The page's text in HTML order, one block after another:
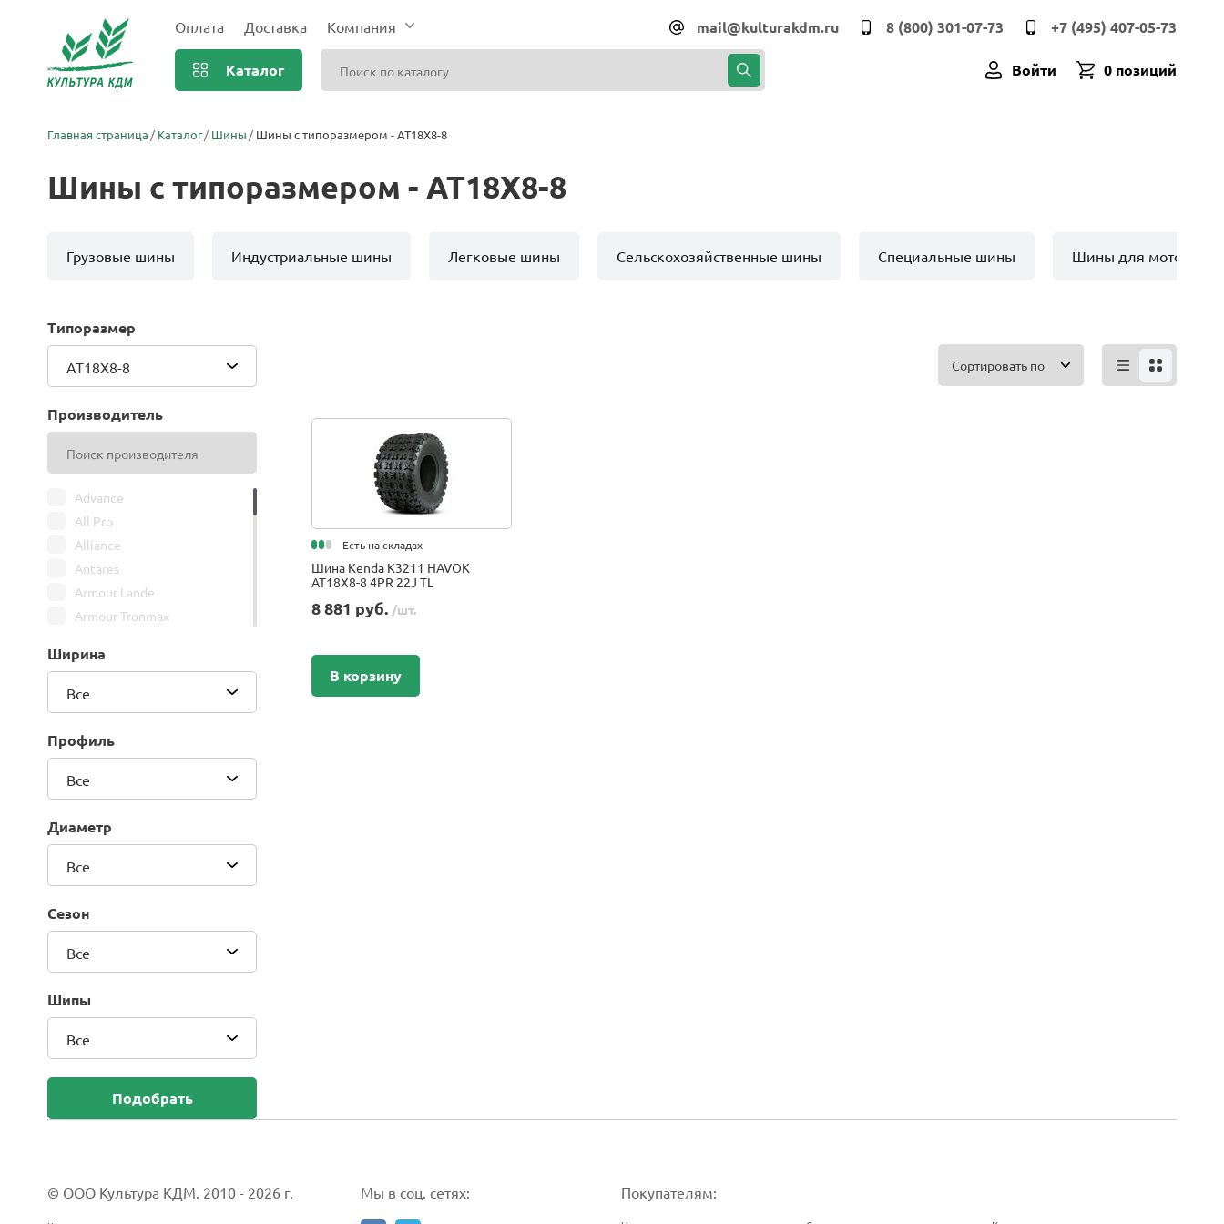
Оплата Доставка Компания +7 (495) 407-05-73
8 (800) 301-07-73
mail@kulturakdm.ru
Каталог 0 позиций
Войти
Главная страница Каталог Шины Шины с типоразмером - AT18X8-8
Шины с типоразмером - AT18X8-8
Грузовые шины Индустриальные шины Легковые шины Сельскохозяйственные шины Специальные шины Шины для мото
Типоразмер
AT18X8-8
Производитель
Advance
All Pro
Alliance
Antares
Armour Lande
Armour Tronmax
ATIRE
Bars
Belshina
BFGoodrich
BK Trailer
BKT
Camso (Solideal)
CEAT
Composit
Continental
Cordiant
CrossWind
Ширина
Все
Профиль
Все
Диаметр
Все
Сезон
Все
Шипы
Все
Подобрать
Сортировать по
Есть на складах
Шина Kenda K3211 HAVOK
AT18X8-8 4PR 22J TL
8 881 руб. /шт.
В корзину
© ООО Культура КДМ. 2010 - 2026 г. Мы в соц. сетях: Покупателям: